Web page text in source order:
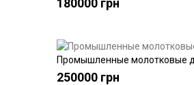
180000 грн
Промышленные молотковые
250000 грн